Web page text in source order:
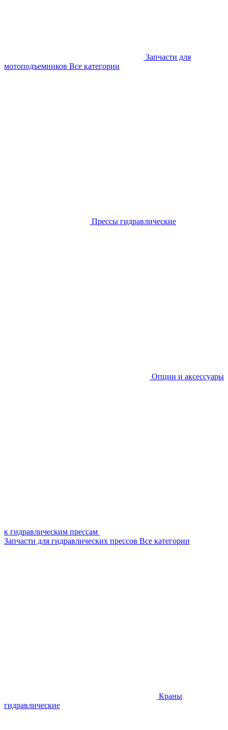
Запчасти для
мотоподъемников Все категории
Прессы гидравлические
Опции и аксессуары
к гидравлическим прессам
Запчасти для гидравлических прессов Все категории
Краны
гидравлические